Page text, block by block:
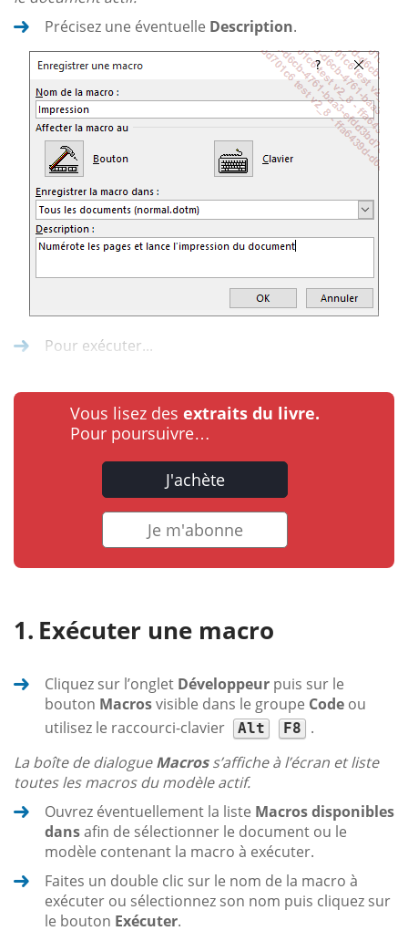
Précisez une éventuelle Description.
Pour exécuter...
Vous lisez des extraits du livre.
Pour poursuivre…
J'achète
Je m'abonne
Exécuter une macro
Cliquez sur l’onglet Développeur puis sur le
bouton Macrosvisible dans le groupe Code ou
utilisez le raccourci-clavier
Alt F8
.
La boîte de dialogueMacross’affiche à l’écran et liste
toutes les macros du modèle actif.
Ouvrez éventuellement la liste Macros disponibles
dansafin de sélectionner le document ou le
modèle contenant la macro à exécuter.
Faites un double clic sur le nom de la macro à
exécuter ou sélectionnez son nom puis cliquez sur
le bouton Exécuter.